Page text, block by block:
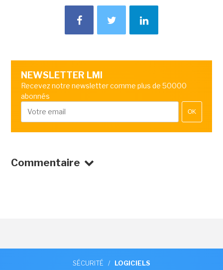
NEWSLETTER LMI
Recevez notre newsletter comme plus de 50000
abonnés
OK
Commentaire
SÉCURITÉ / LOGICIELS